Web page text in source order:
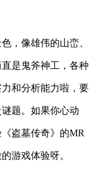
，像雄伟的山峦、
是鬼斧神工，各种
和分析能力啦，要
题。如果你心动
盗墓传奇》的MR
游戏体验呀。